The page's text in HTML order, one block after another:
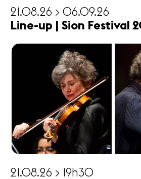
21.08.26 > 06.09.26
Line-up | Sion Festival
21.08.26 > 19h30